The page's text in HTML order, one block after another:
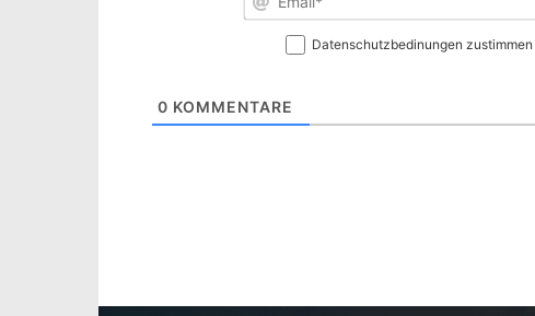
Datenschutzbedinungen zustimmen
0 KOMMENTARE